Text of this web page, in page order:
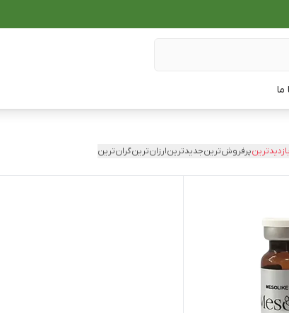
ما
پرفروش‌ترینجدیدترینارزان‌ترینگران‌ترین